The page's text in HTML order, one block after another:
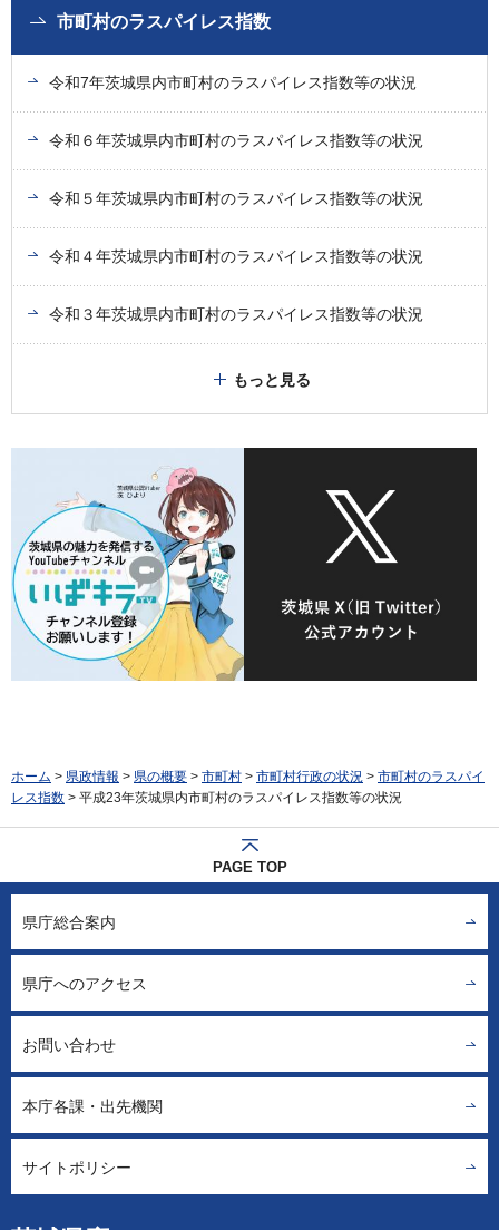
市町村のラスパイレス指数
令和7年茨城県内市町村のラスパイレス指数等の状況
令和６年茨城県内市町村のラスパイレス指数等の状況
令和５年茨城県内市町村のラスパイレス指数等の状況
令和４年茨城県内市町村のラスパイレス指数等の状況
令和３年茨城県内市町村のラスパイレス指数等の状況
もっと見る
ホーム > 県政情報 > 県の概要 > 市町村 > 市町村行政の状況 > 市町村のラスパイ
レス指数 > 平成23年茨城県内市町村のラスパイレス指数等の状況
PAGE TOP
県庁総合案内
県庁へのアクセス
お問い合わせ
本庁各課・出先機関
サイトポリシー